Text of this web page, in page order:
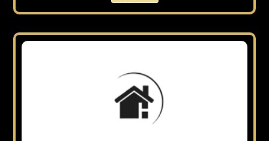
ویلا تریپلکس
شهرک برند
45 میلیارد